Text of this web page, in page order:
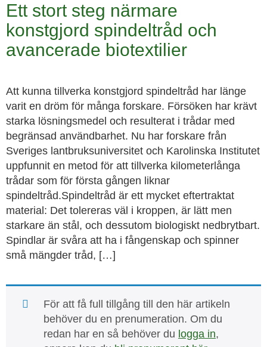
Ett stort steg närmare
konstgjord spindeltråd och
avancerade biotextilier
Att kunna tillverka konstgjord spindeltråd har länge
varit en dröm för många forskare. Försöken har krävt
starka lösningsmedel och resulterat i trådar med
begränsad användbarhet. Nu har forskare från
Sveriges lantbruksuniversitet och Karolinska Institutet
uppfunnit en metod för att tillverka kilometerlånga
trådar som för första gången liknar
spindeltråd.Spindeltråd är ett mycket eftertraktat
material: Det tolereras väl i kroppen, är lätt men
starkare än stål, och dessutom biologiskt nedbrytbart.
Spindlar är svåra att ha i fångenskap och spinner
små mängder tråd, […]
För att få full tillgång till den här artikeln
behöver du en prenumeration. Om du
redan har en så behöver du logga in,